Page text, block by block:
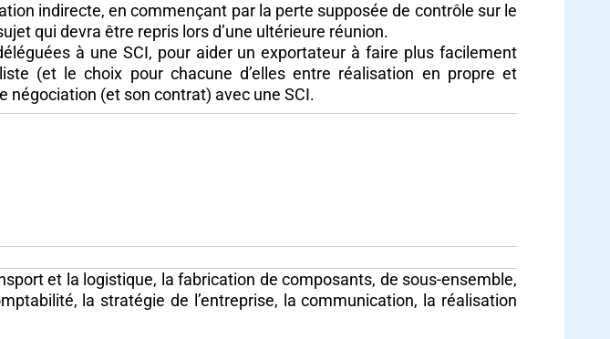
indirecte, en commençant par la perte supposée de contrôle sur le
qui devra être repris lors d’une ultérieure réunion.
à une SCI, pour aider un exportateur à faire plus facilement
(et le choix pour chacune d’elles entre réalisation en propre et
(et son contrat) avec une SCI.
et la logistique, la fabrication de composants, de sous-ensemble,
la stratégie de l’entreprise, la communication, la réalisation